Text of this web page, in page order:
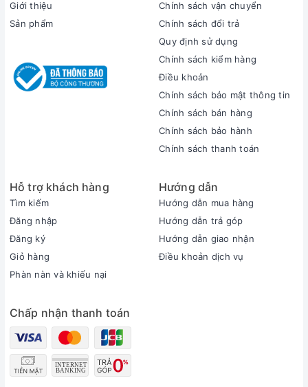
viền bezel siêu mỏng. Mang lại trải nghiệm vô cùng tuyệt vời
cho người dùng.
Trọng lượng máy nặng 2.08kg với kích thước 14x9.3x0.8
inch. So với những chiếc laptop gaming cao cấp trong cùng
phân khúc như Alienware hay Gigabyte Aorus thì máy có
trọng lượng nhẹ hơn nhiều. Với khối lượng này, người dùng có
thể dễ dàng mang theo theo máy để làm việc ở bất cứ đâu?
Với cấu trúc có phần mảnh mai, hiện đại, Razer 15 xứng đáng
là chiếc laptop gaming có kiểu dáng chất lượng và tính di
Màn hình Razer Blade 15 cho
trải nghiệm tuyệt vời
Razer Blade 15 2021
sở hữu màn hình 15.6 inch với độ phân
giải QHD ( 2560x1440 pixel). Tuy không hẳn là màn hình 4K,
nhưng độ hiển thị ảnh cao hơn chế độ FHD rất nhiều. Hơn thế
Giới thiệu
Sản phẩm
Chính sách vận chuyển
Chính sách đổi trả
Quy định sử dụng
Chính sách kiểm hàng
Điều khoản
Chính sách bảo mật thông tin
Chính sách bán hàng
Chính sách bảo hành
Chính sách thanh toán
Hỗ trợ khách hàng
Tìm kiếm
Đăng nhập
Đăng ký
Giỏ hàng
Phàn nàn và khiếu nại
Hướng dẫn
Hướng dẫn mua hàng
Hướng dẫn trả góp
Hướng dẫn giao nhận
Điều khoản dịch vụ
Chấp nhận thanh toán